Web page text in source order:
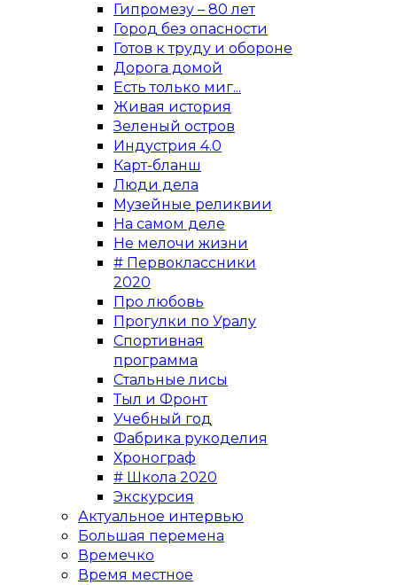
Гипромезу – 80 лет
Город без опасности
Готов к труду и обороне
Дорога домой
Есть только миг...
Живая история
Зеленый остров
Индустрия 4.0
Карт-бланш
Люди дела
Музейные реликвии
На самом деле
Не мелочи жизни
# Первоклассники
2020
Про любовь
Прогулки по Уралу
Спортивная
программа
Стальные лисы
Тыл и Фронт
Учебный год
Фабрика рукоделия
Хронограф
# Школа 2020
Экскурсия
Актуальное интервью
Большая перемена
Времечко
Время местное